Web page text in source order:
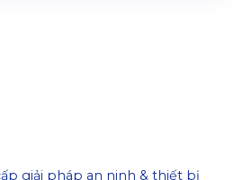
giải pháp an ninh & thiết bị